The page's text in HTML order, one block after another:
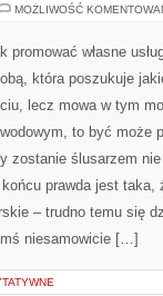
MOŻLIWOŚĆ
promować własne
która poszukuje
lecz mowa w tym
to być może
zostanie ślusarzem
prawda jest taka,
– trudno temu się
niesamowicie […]